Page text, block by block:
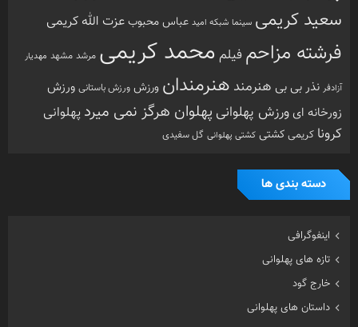
سعید کریمی سینما شبکه امید عباس محبوبعزت الله کریمی
فرشته مزاحمفیلم محمد کریمی مرشد مشهد مهدیار
آزادفر نذر بی بی هنرمند هنرمندان ورزش ورزش باستانی ورزش
زورخانه ای ورزش پهلوانی پهلوان هرگز نمی میرد پهلوانی
کرونا کریمی کشتی کشتی پهلوانی گل سفیدی
دسته بندی ها
اینفوگرافی
تازه های پهلوانی
خارج گود
داستان های پهلوانی